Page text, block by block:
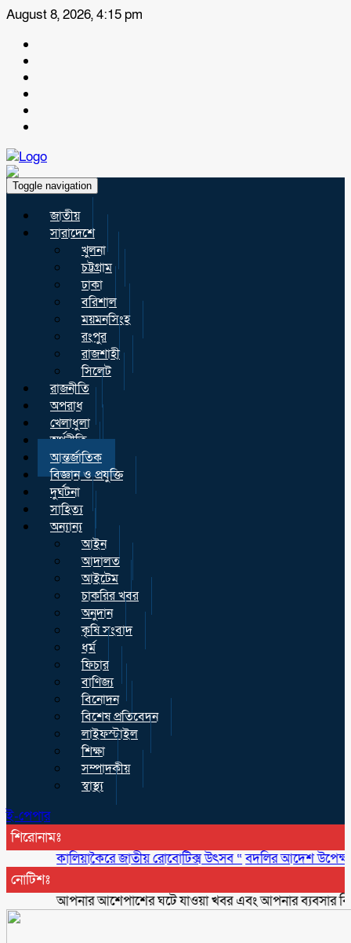
August 8, 2026, 4:15 pm
Toggle navigation
জাতীয়
সারাদেশে
খুলনা
চট্টগ্রাম
ঢাকা
বরিশাল
ময়মনসিংহ
রংপুর
রাজশাহী
সিলেট
রাজনীতি
অপরাধ
খেলাধুলা
অর্থনীতি
আন্তর্জাতিক
বিজ্ঞান ও প্রযুক্তি
দুর্ঘটনা
সাহিত্য
অন্যান্য
আইন
আদালত
আইটেম
চাকরির খবর
অনুদান
কৃষি সংবাদ
ধর্ম
ফিচার
বাণিজ্য
বিনোদন
বিশেষ প্রতিবেদন
লাইফস্টাইল
শিক্ষা
সম্পাদকীয়
স্বাস্থ্য
ই-পেপার
শিরোনামঃ
কালিয়াকৈরে জাতীয় রোবোটিক্স উৎসব “ বদলির আদেশ উপেক্ষা করে
নোটিশঃ
আপনার আশেপাশের ঘটে যাওয়া খবর এবং আপনার ব্যবসার বিজ্ঞাপন